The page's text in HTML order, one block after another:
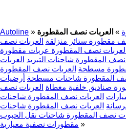
Autoline » » العربات نصف المقطورة
مقطورة ستائر منزلقة العربات نصف
العربات نصف المقطورة عربات مقطورة
نصف المقطورة شاحنات التبريد العربات
مسطحة العربات نصف المقطورة
المقطورة شاحنات مسطحة أرضيات
صناديق خلفية مغطاة العربات نصف
العربات نصف المقطورة شاحنات
العربات نصف المقطورة شاحنات
نصف المقطورة شاحنات نقل الحبوب
مقطورات نصفية معيارية »